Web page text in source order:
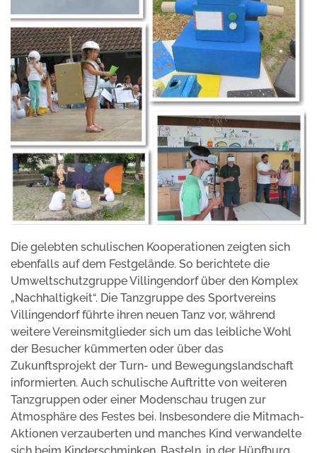
Die gelebten schulischen Kooperationen zeigten sich
ebenfalls auf dem Festgelände. So berichtete die
Umweltschutzgruppe Villingendorf über den Komplex
„Nachhaltigkeit“. Die Tanzgruppe des Sportvereins
Villingendorf führte ihren neuen Tanz vor, während
weitere Vereinsmitglieder sich um das leibliche Wohl
der Besucher kümmerten oder über das
Zukunftsprojekt der Turn- und Bewegungslandschaft
informierten. Auch schulische Auftritte von weiteren
Tanzgruppen oder einer Modenschau trugen zur
Atmosphäre des Festes bei. Insbesondere die Mitmach-
Aktionen verzauberten und manches Kind verwandelte